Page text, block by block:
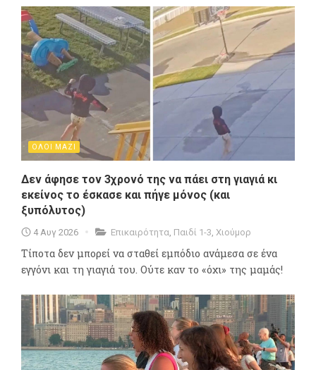
ΟΛΟΙ ΜΑΖΙ
Δεν άφησε τον 3χρονό της να πάει στη γιαγιά κι
εκείνος το έσκασε και πήγε μόνος (και
ξυπόλυτος)
4 Αυγ 2026 Επικαιρότητα Παιδί 1-3 Χιούμορ
Τίποτα δεν μπορεί να σταθεί εμπόδιο ανάμεσα σε ένα
εγγόνι και τη γιαγιά του. Ούτε καν το «όχι» της μαμάς!